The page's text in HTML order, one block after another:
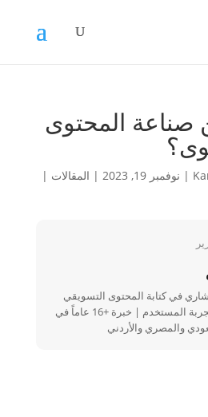
صناعة المحتوى
| نوفمبر 19, 2023 | المقالات |
في كتابة المحتوى التسويقي
والإعلاني وتجربة المستخدم | خبرة +16 عاماً في
والمصري والأردني